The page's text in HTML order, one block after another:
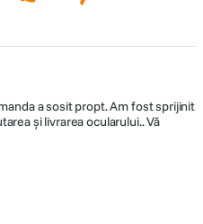
a sosit propt. Am fost sprijinit
și livrarea ocularului.. Vă